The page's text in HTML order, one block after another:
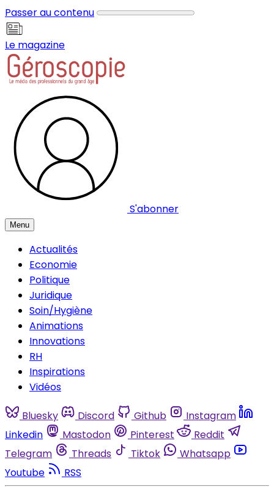
Passer au contenu
Le magazine
S'abonner
Menu
Actualités
Economie
Politique
Juridique
Soin/Hygiène
Animations
Innovations
RH
Inspirations
Vidéos
Bluesky Discord Github
Instagram
Linkedin
Mastodon Pinterest
Reddit
Telegram
Threads Tiktok
Whatsapp
Youtube
RSS
Panneau de gestion des cookies